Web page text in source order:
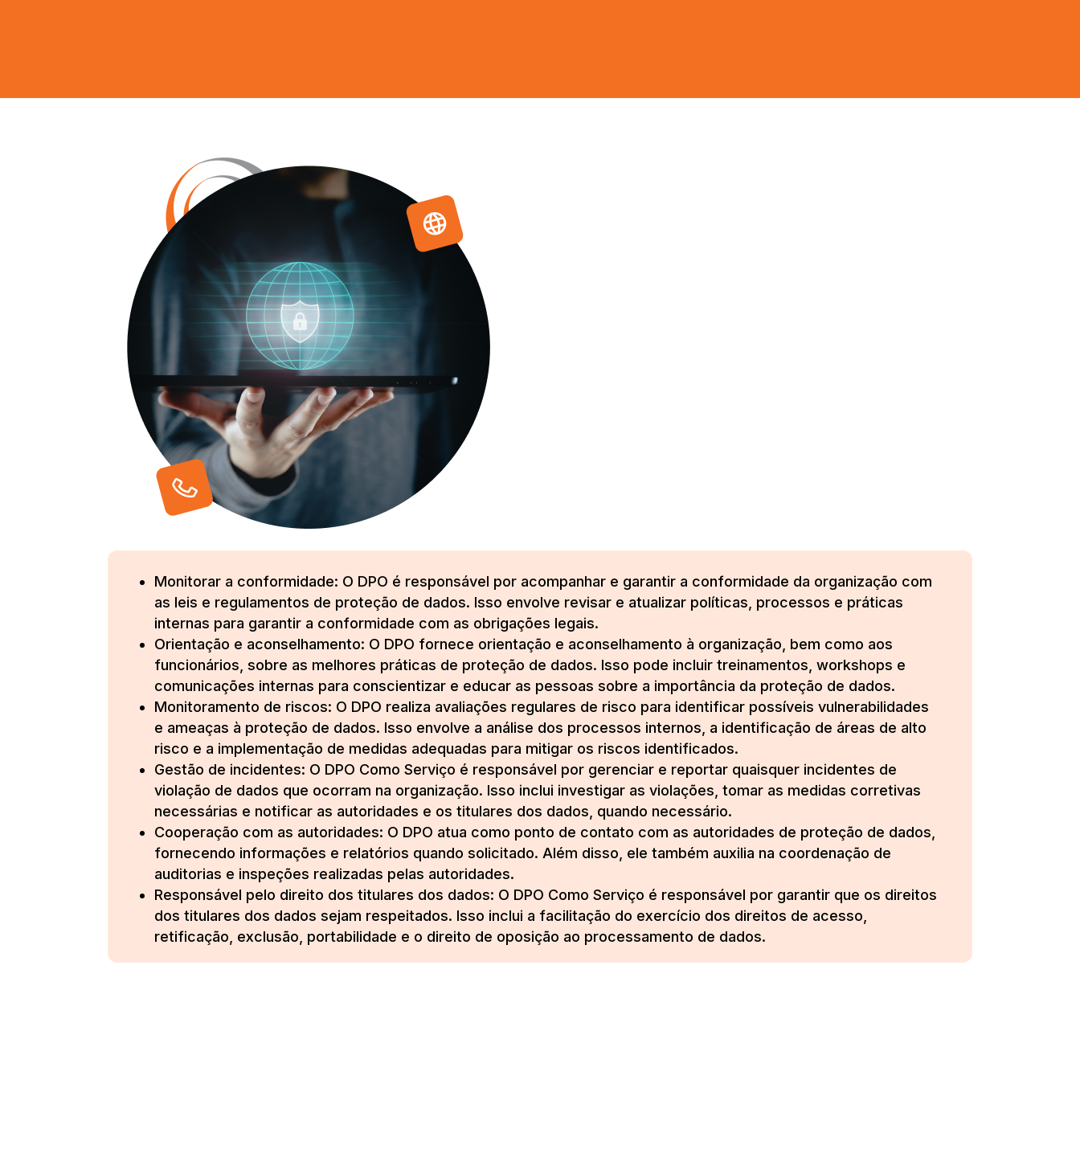
Monitorar a conformidade: O DPO é responsável por acompanhar e garantir a conformidade da organização com
as leis e regulamentos de proteção de dados. Isso envolve revisar e atualizar políticas, processos e práticas
internas para garantir a conformidade com as obrigações legais.
Orientação e aconselhamento: O DPO fornece orientação e aconselhamento à organização, bem como aos
funcionários, sobre as melhores práticas de proteção de dados. Isso pode incluir treinamentos, workshops e
comunicações internas para conscientizar e educar as pessoas sobre a importância da proteção de dados.
Monitoramento de riscos: O DPO realiza avaliações regulares de risco para identificar possíveis vulnerabilidades
e ameaças à proteção de dados. Isso envolve a análise dos processos internos, a identificação de áreas de alto
risco e a implementação de medidas adequadas para mitigar os riscos identificados.
Gestão de incidentes: O DPO Como Serviço é responsável por gerenciar e reportar quaisquer incidentes de
violação de dados que ocorram na organização. Isso inclui investigar as violações, tomar as medidas corretivas
necessárias e notificar as autoridades e os titulares dos dados, quando necessário.
Cooperação com as autoridades: O DPO atua como ponto de contato com as autoridades de proteção de dados,
fornecendo informações e relatórios quando solicitado. Além disso, ele também auxilia na coordenação de
auditorias e inspeções realizadas pelas autoridades.
Responsável pelo direito dos titulares dos dados: O DPO Como Serviço é responsável por garantir que os direitos
dos titulares dos dados sejam respeitados. Isso inclui a facilitação do exercício dos direitos de acesso,
retificação, exclusão, portabilidade e o direito de oposição ao processamento de dados.